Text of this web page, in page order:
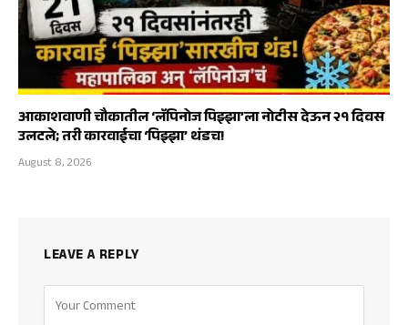
आकाशवाणी चौकातील ‘लॅपिनोज पिझ्झा’ला नोटीस देऊन २१ दिवस
उलटले; तरी कारवाईचा ‘पिझ्झा’ थंडच!
August 8, 2026
LEAVE A REPLY